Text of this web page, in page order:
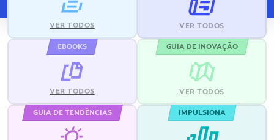
VER TODOS VER TODOS
EBOOKS
VER TODOS
GUIA DE INOVAÇÃO
VER TODOS
GUIA DE TENDÊNCIAS IMPULSIONA